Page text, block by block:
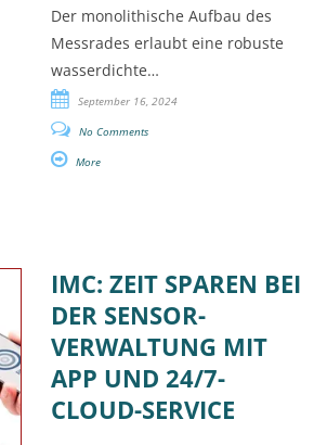
Der monolithische Aufbau des
Messrades erlaubt eine robuste
wasserdichte…
September 16, 2024
No Comments
More
IMC: ZEIT SPAREN BEI
DER SENSOR-
VERWALTUNG MIT
APP UND 24/7-
CLOUD-SERVICE